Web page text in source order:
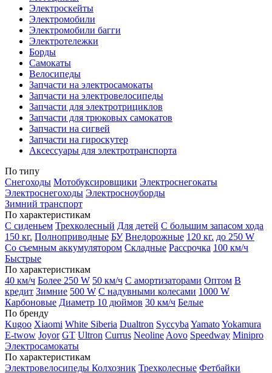
Электроскейты
Электромобили
Электромобили багги
Электротележки
Борды
Самокаты
Велосипеды
Запчасти на электросамокаты
Запчасти на электровелосипеды
Запчасти для электротрициклов
Запчасти для трюковых самокатов
Запчасти на сигвей
Запчасти на гироскутер
Аксессуары для электротранспорта
По типу
Снегоходы Мотобуксировщики Электроснегокаты
Электроснегоходы Электросноуборды
Зимний транспорт
По характеристикам
С сиденьем Трехколесный Для детей С большим запасом хода
150 кг. Полноприводные БУ Внедорожные 120 кг. до 250 W
Со съемным аккумулятором Складные Рассрочка 100 км/ч
Быстрые
По характеристикам
40 км/ч Более 250 W 50 км/ч С амортизаторами Оптом В
кредит Зимние 500 W С надувными колесами 1000 W
Карбоновые Диаметр 10 дюймов 30 км/ч Белые
По бренду
Kugoo Xiaomi White Siberia Dualtron Syccyba YamatoYokamura
E-twow Joyor GT Ultron Currus Neoline Aovo Speedway Minipro
Электросамокаты
По характеристикам
Электровелосипеды Колхозник Трехколесные Фетбайки